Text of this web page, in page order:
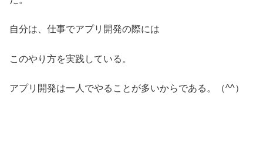
自分は、仕事でアプリ開発の際には
このやり方を実践している。
アプリ開発は一人でやることが多いからである。（^^）